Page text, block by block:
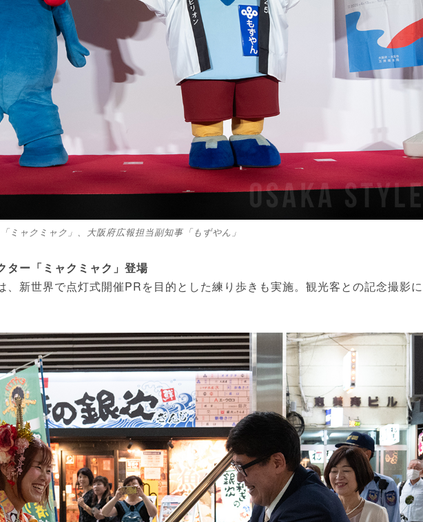
ミャクミャク」、大阪府広報担当副知事「もずやん」
ター「ミャクミャク」登場
新世界で点灯式開催PRを目的とした練り歩きも実施。観光客との記念撮影に